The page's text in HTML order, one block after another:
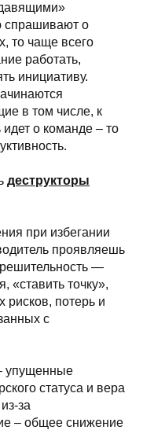
спрашивают о
то чаще всего
работать,
инициативу.
в том числе, к
о команде – то
деструкторы
при избегании
проявляешь
—
«ставить точку»,
потерь и
с
упущенные
статуса и вера
за
– общее снижение